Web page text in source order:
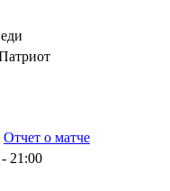
Отчет о матче
- 21:00